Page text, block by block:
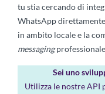
tu stia cercando di
WhatsApp
in ambito locale e la
messaging
Sei uno
Utilizza le nostre API